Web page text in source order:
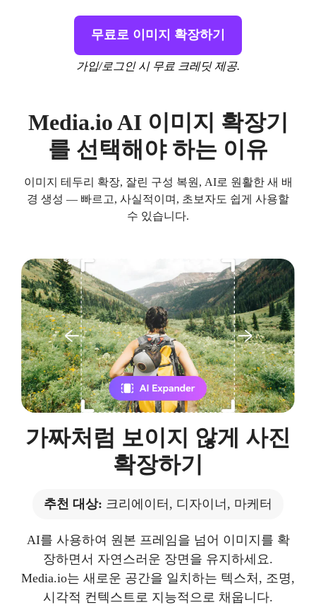
무료로 이미지 확장하기
가입/로그인 시 무료 크레딧 제공.
Media.io AI 이미지 확장기
를 선택해야 하는 이유
이미지 테두리 확장, 잘린 구성 복원, AI로 원활한 새 배
경 생성 — 빠르고, 사실적이며, 초보자도 쉽게 사용할
수 있습니다.
가짜처럼 보이지 않게 사진
확장하기
추천 대상: 크리에이터, 디자이너, 마케터
AI를 사용하여 원본 프레임을 넘어 이미지를 확
장하면서 자연스러운 장면을 유지하세요.
Media.io는 새로운 공간을 일치하는 텍스처, 조명,
시각적 컨텍스트로 지능적으로 채웁니다.